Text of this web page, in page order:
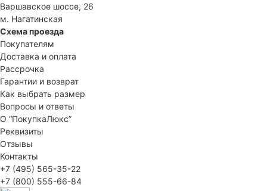
Варшавское шоссе, 26
м. Нагатинская
Схема проезда
Покупателям
Доставка и оплата
Рассрочка
Гарантии и возврат
Как выбрать размер
Вопросы и ответы
О “ПокупкаЛюкс”
Реквизиты
Отзывы
Контакты
+7 (495) 565-35-22
+7 (800) 555-66-84